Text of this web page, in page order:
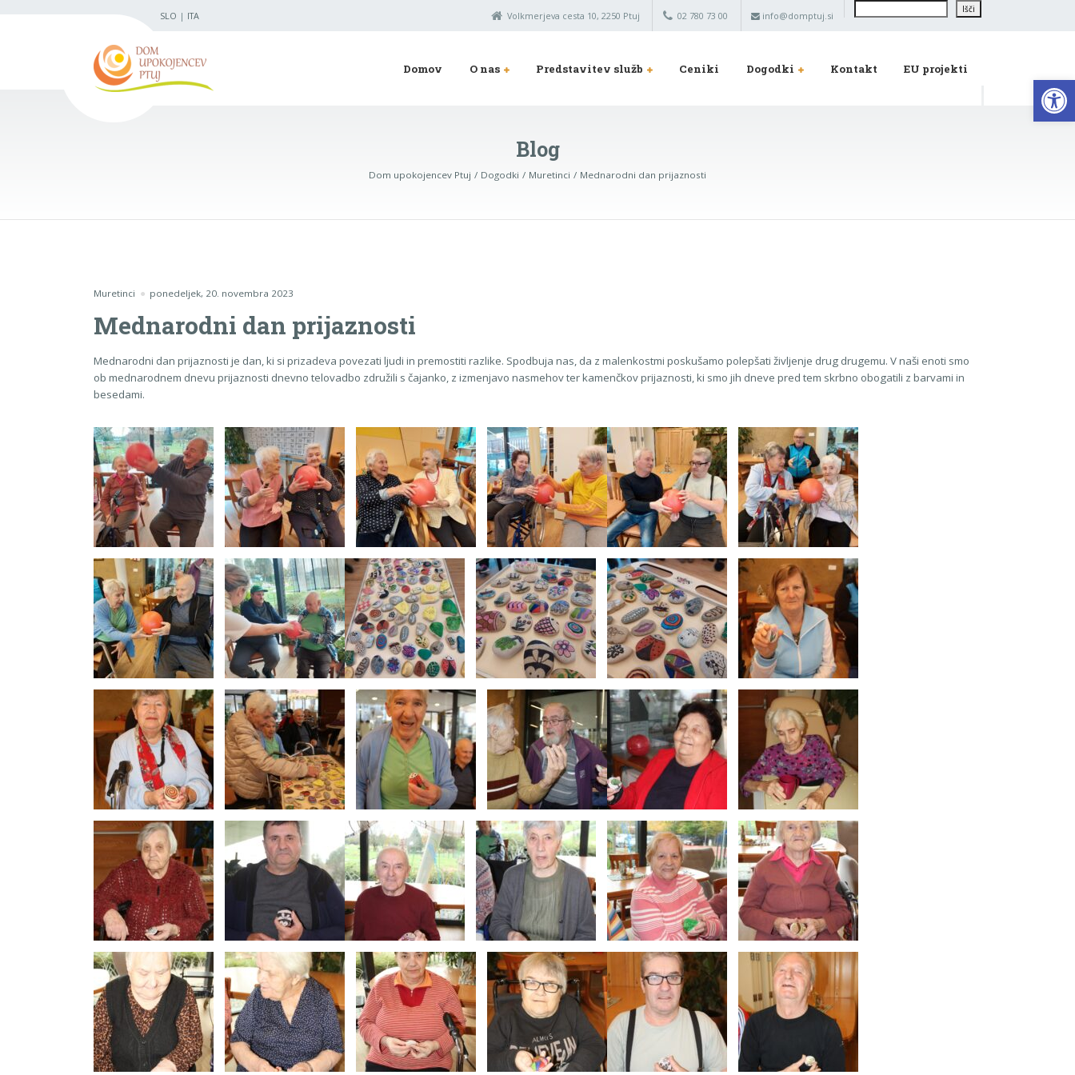
SLO | ITA Volkmerjeva cesta 10, 2250 Ptuj 02 780 73 00 info@domptuj.si
Išči
Domov O nas Predstavitev služb Ceniki Dogodki Kontakt EU projekti
Blog
Dom upokojencev Ptuj Dogodki Muretinci Mednarodni dan prijaznosti
Muretinci ponedeljek, 20. novembra 2023
Mednarodni dan prijaznosti
Mednarodni dan prijaznosti je dan, ki si prizadeva povezati ljudi in premostiti razlike. Spodbuja nas, da z malenkostmi poskušamo polepšati življenje drug drugemu. V naši enoti smo
ob mednarodnem dnevu prijaznosti dnevno telovadbo združili s čajanko, z izmenjavo nasmehov ter kamenčkov prijaznosti, ki smo jih dneve pred tem skrbno obogatili z barvami in
besedami.